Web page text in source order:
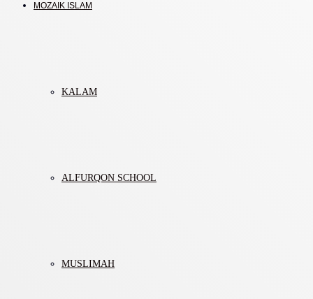
MOZAIK ISLAM
KALAM
ALFURQON SCHOOL
MUSLIMAH